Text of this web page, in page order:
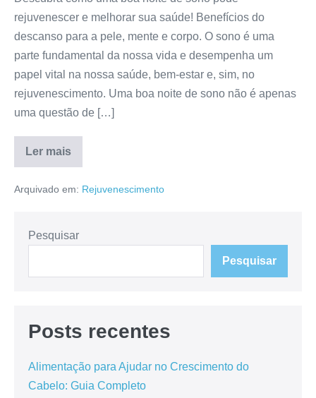
rejuvenescer e melhorar sua saúde! Benefícios do
descanso para a pele, mente e corpo. O sono é uma
parte fundamental da nossa vida e desempenha um
papel vital na nossa saúde, bem-estar e, sim, no
rejuvenescimento. Uma boa noite de sono não é apenas
uma questão de […]
Ler mais
Os
benefícios
sono
e
saúde
Arquivado em: Rejuvenescimento
Pesquisar
Pesquisar
Posts recentes
Alimentação para Ajudar no Crescimento do
Cabelo: Guia Completo